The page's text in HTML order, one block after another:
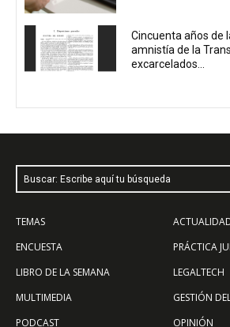
Cincuenta años de
amnistía de la
excarcelados...
Buscar: Escribe aquí tu búsqueda
TEMAS
ENCUESTA
LIBRO DE LA SEMANA
MULTIMEDIA
PODCAST
PRÁCTICA
LEGALTECH
GESTIÓN
OPINIÓN